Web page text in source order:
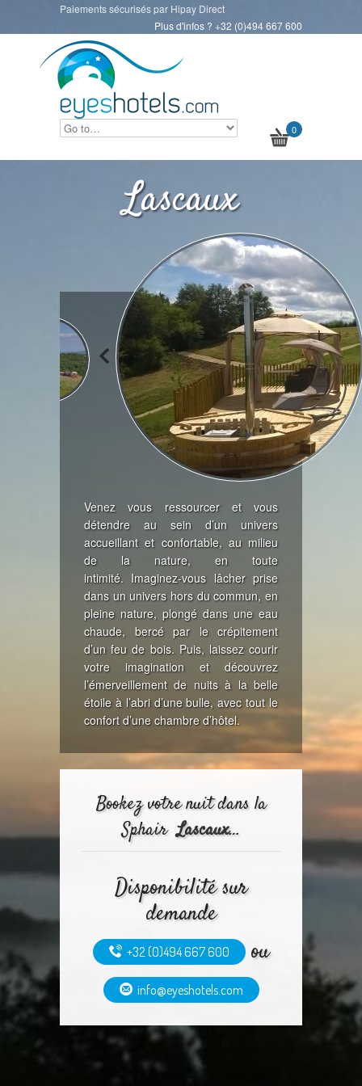
Paiements sécurisés par Hipay Direct
Plus d'infos ? +32 (0)494 667 600
0
Lascaux
Venez vous ressourcer et vous
détendre au sein d’un univers
accueillant et confortable, au milieu
de la nature, en toute
intimité. Imaginez-vous lâcher prise
dans un univers hors du commun, en
pleine nature, plongé dans une eau
chaude, bercé par le crépitement
d’un feu de bois. Puis, laissez courir
votre imagination et découvrez
l’émerveillement de nuits à la belle
étoile à l’abri d’une bulle, avec tout le
confort d’une chambre d’hôtel.
Bookez votre nuit dans la
SphairLascaux…
Disponibilité sur
demande
+32 (0)494 667 600 ou
info@eyeshotels.com